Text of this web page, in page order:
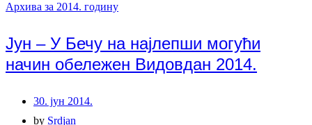
Архива за 2014. годину
Јун – У Бечу на најлепши могући
начин обележен Видовдан 2014.
30. јун 2014.
by Srdjan